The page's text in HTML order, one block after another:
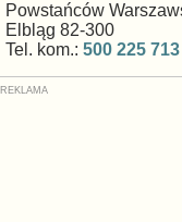
Powstańców
Elbląg 82-300
Tel. kom.: 500 225 713